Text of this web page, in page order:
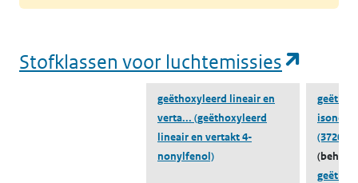
Stofklassen voor luchtemissies
geëthoxyleerd lineair en
verta... (geëthoxyleerd
lineair en vertakt 4-
nonylfenol)
(37205-